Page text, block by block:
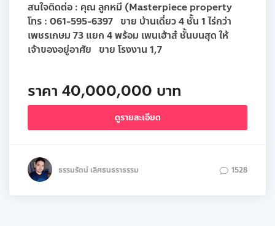
สนใจติดต่อ : คุณ ลูกหมี (Masterpiece property
โทร : 061-595-6397 ขาย บ้านเดี่ยว 4 ชั้น 1 ไร่กว่า
เพชรเกษม 73 แยก 4 พร้อม เพนเฮ้าส๋ ชั้นบนสุด ให้
เจ้าของอยู่อาศัย ขาย โรงงาน 1,7
ราคา 40,000,000 บาท
ดูรายละเอียด
ธรรมรัตน์ เลิศธนธราธรรม 1528